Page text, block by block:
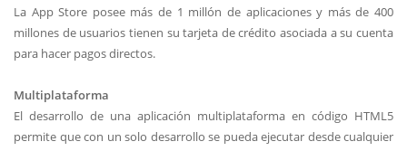
La App Store posee más de 1 millón de aplicaciones y más de 400
millones de usuarios tienen su tarjeta de crédito asociada a su cuenta
para hacer pagos directos.
Multiplataforma
El desarrollo de una aplicación multiplataforma en código HTML5
permite que con un solo desarrollo se pueda ejecutar desde cualquier